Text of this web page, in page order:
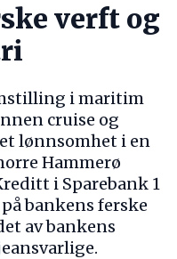
verft og
i maritim
cruise og
lønnsomhet i en
Hammerø
i Sparebank 1
bankens ferske
av bankens